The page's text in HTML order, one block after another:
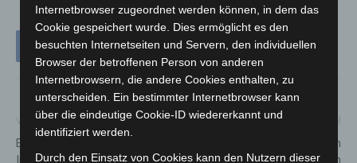
Vorheriger Artikel
Beeindruckender Rückgang der
Nächster Artikel
Erste Stadtbahnen sollen am
Internetbrowser zugeordnet werden können, in dem das
Cookie gespeichert wurde. Dies ermöglicht es den
besuchten Internetseiten und Servern, den individuellen
Browser der betroffenen Person von anderen
Internetbrowsern, die andere Cookies enthalten, zu
unterscheiden. Ein bestimmter Internetbrowser kann
über die eindeutige Cookie-ID wiedererkannt und
identifiziert werden.
Durch den Einsatz von Cookies kann den Nutzern dieser